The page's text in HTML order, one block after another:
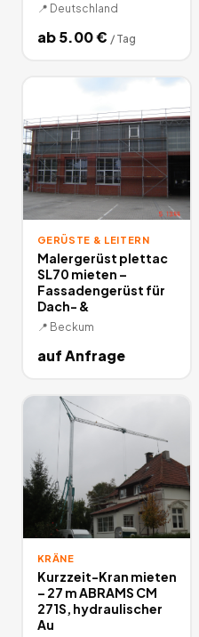
📍 Deutschland
ab5.00€ / Tag
GERÜSTE & LEITERN
Malergerüst plettac
SL70 mieten –
Fassadengerüst für
Dach- &
📍 Beckum
auf Anfrage
KRÄNE
Kurzzeit-Kran mieten
– 27 m ABRAMS CM
271S, hydraulischer
Au